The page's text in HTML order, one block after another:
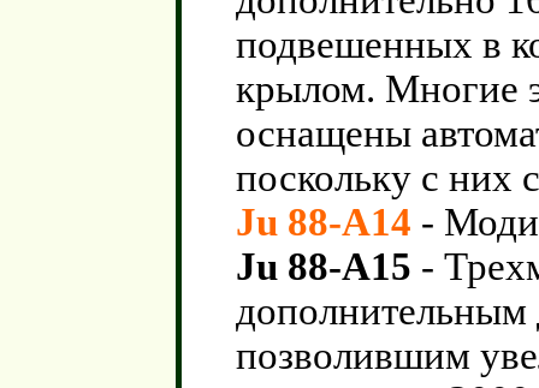
подвешенных в
крылом. Многие
оснащены
поскольку с них
Ju 88-A14 -
Ju 88-A15 -
позволившим